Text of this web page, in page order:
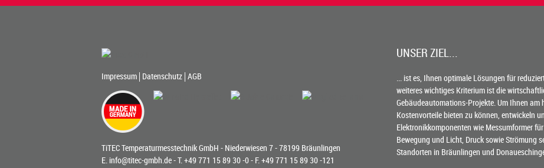
Impressum Datenschutz AGB
TiTEC Temperaturmesstechnik GmbH - Niederwiesen 7 - 78199 Bräunlingen
E. info@titec-gmbh.de- T.+49 771 15 89 30 -0- F. +49 771 15 89 30 -121
UNSER ZIEL...
... ist es, Ihnen optimale Lösungen für
weiteres wichtiges Kriterium ist die
Gebäudeautomations-Projekte. Um Ihnen
Kostenvorteile bieten zu können, entwickeln
Elektronikkomponenten wie Messumformer
Bewegung und Licht, Druck sowie Strömung
Standorten in Bräunlingen und